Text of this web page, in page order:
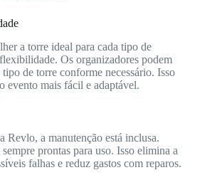
a torre ideal para cada tipo de
Os organizadores podem
de torre conforme necessário. Isso
evento mais fácil e adaptável.
Revlo, a manutenção está inclusa.
prontas para uso. Isso elimina a
falhas e reduz gastos com reparos.